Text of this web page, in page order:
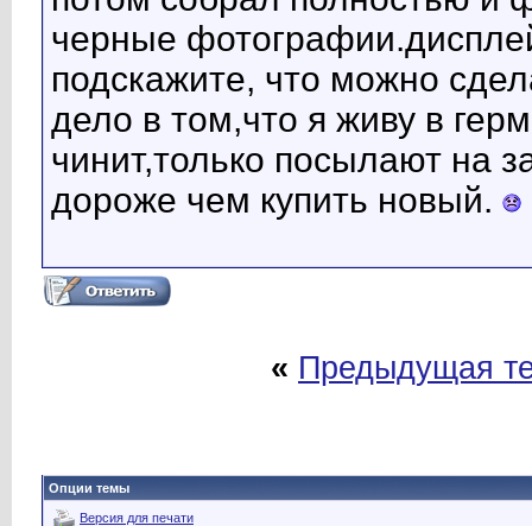
черные
подскажите, что можно
дело в том,что я живу в
чинит,только посылают на
дороже чем купить новый.
« Предыдущая
Опции темы
Версия для печати